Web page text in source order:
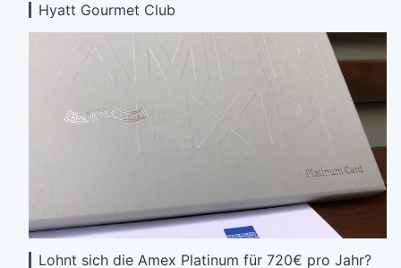
Hyatt Gourmet Club
Lohnt sich die Amex Platinum für 720€ pro Jahr?